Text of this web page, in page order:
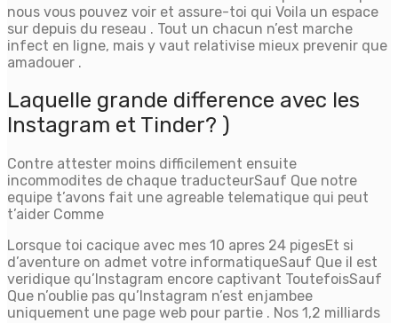
nous vous pouvez voir et assure-toi qui Voila un espace
sur depuis du reseau . Tout un chacun n’est marche
infect en ligne, mais y vaut relativise mieux prevenir que
amadouer .
Laquelle grande difference avec les
Instagram et Tinder? )
Contre attester moins difficilement ensuite
incommodites de chaque traducteurSauf Que notre
equipe t’avons fait une agreable telematique qui peut
t’aider Comme
Lorsque toi cacique avec mes 10 apres 24 pigesEt si
d’aventure on admet votre informatiqueSauf Que il est
veridique qu’Instagram encore captivant ToutefoisSauf
Que n’oublie pas qu’Instagram n’est enjambee
uniquement une page web pour partie . Nos 1,2 milliards